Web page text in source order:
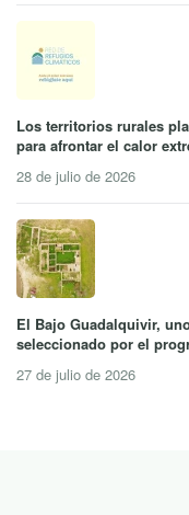
Los territorios rurales
para afrontar el calor
28 de julio de 2026
El Bajo Guadalquivir,
seleccionado por el
27 de julio de 2026